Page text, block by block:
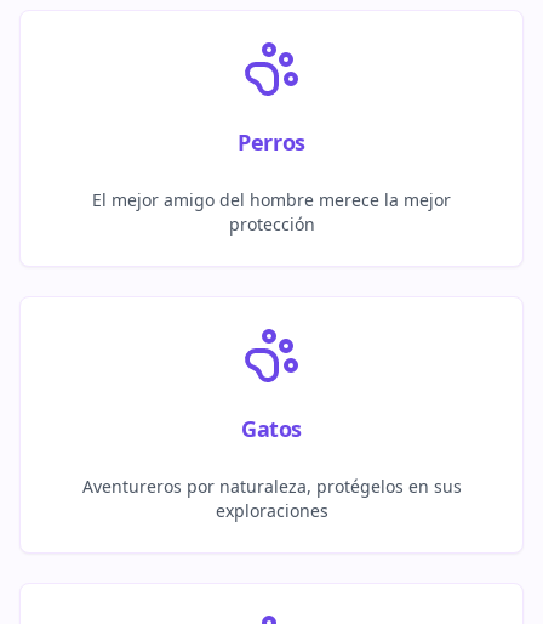
Perros
El mejor amigo del hombre merece la mejor
protección
Gatos
Aventureros por naturaleza, protégelos en sus
exploraciones